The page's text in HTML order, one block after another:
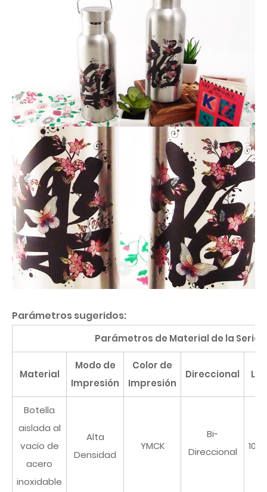
Parámetros sugeridos:
Parámetros de Material de la Serie
Material
Modo de
Impresión
Color de
Impresión
Direccional LED
Botella
aislada al
vacío de
acero
inoxidable
Alta
Densidad
YMCK
Bi-
Direccional